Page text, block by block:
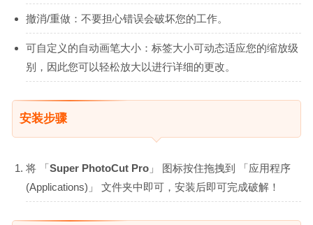
撤消/重做：不要担心错误会破坏您的工作。
可自定义的自动画笔大小：标签大小可动态适应您的缩放级
别，因此您可以轻松放大以进行详细的更改。
安装步骤
将 「Super PhotoCut Pro 」 图标按住拖拽到 「应用程序
(Applications)」 文件夹中即可，安装后即可完成破解！